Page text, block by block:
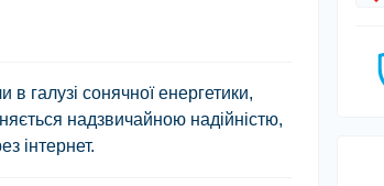
галузі сонячної енергетики,
надзвичайною надійністю,
інтернет.